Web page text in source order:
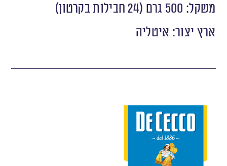
משקל: 500 גרם (24 חבילות בקרטון)
ארץ יצור: איטליה